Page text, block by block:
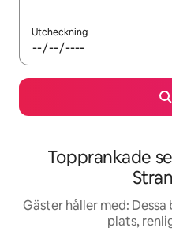
Utcheckning
Topprankade
Gäster håller med:
plats,